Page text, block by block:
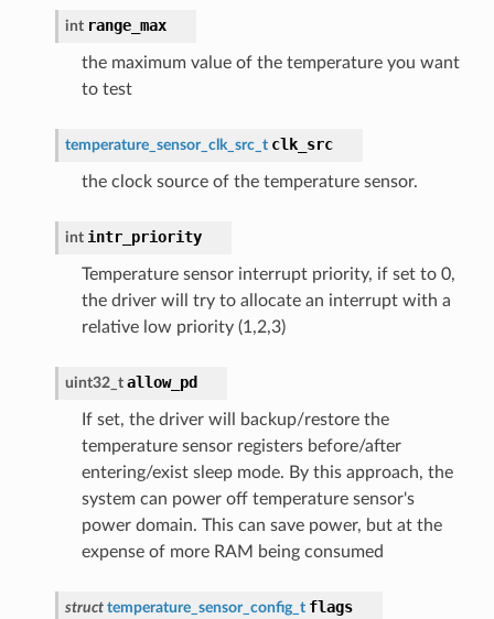
int range_max
the maximum value of the temperature you want
to test
temperature_sensor_clk_src_t clk_src
the clock source of the temperature sensor.
int intr_priority
Temperature sensor interrupt priority, if set to 0,
the driver will try to allocate an interrupt with a
relative low priority (1,2,3)
uint32_t allow_pd
If set, the driver will backup/restore the
temperature sensor registers before/after
entering/exist sleep mode. By this approach, the
system can power off temperature sensor's
power domain. This can save power, but at the
expense of more RAM being consumed
struct temperature_sensor_config_t flags